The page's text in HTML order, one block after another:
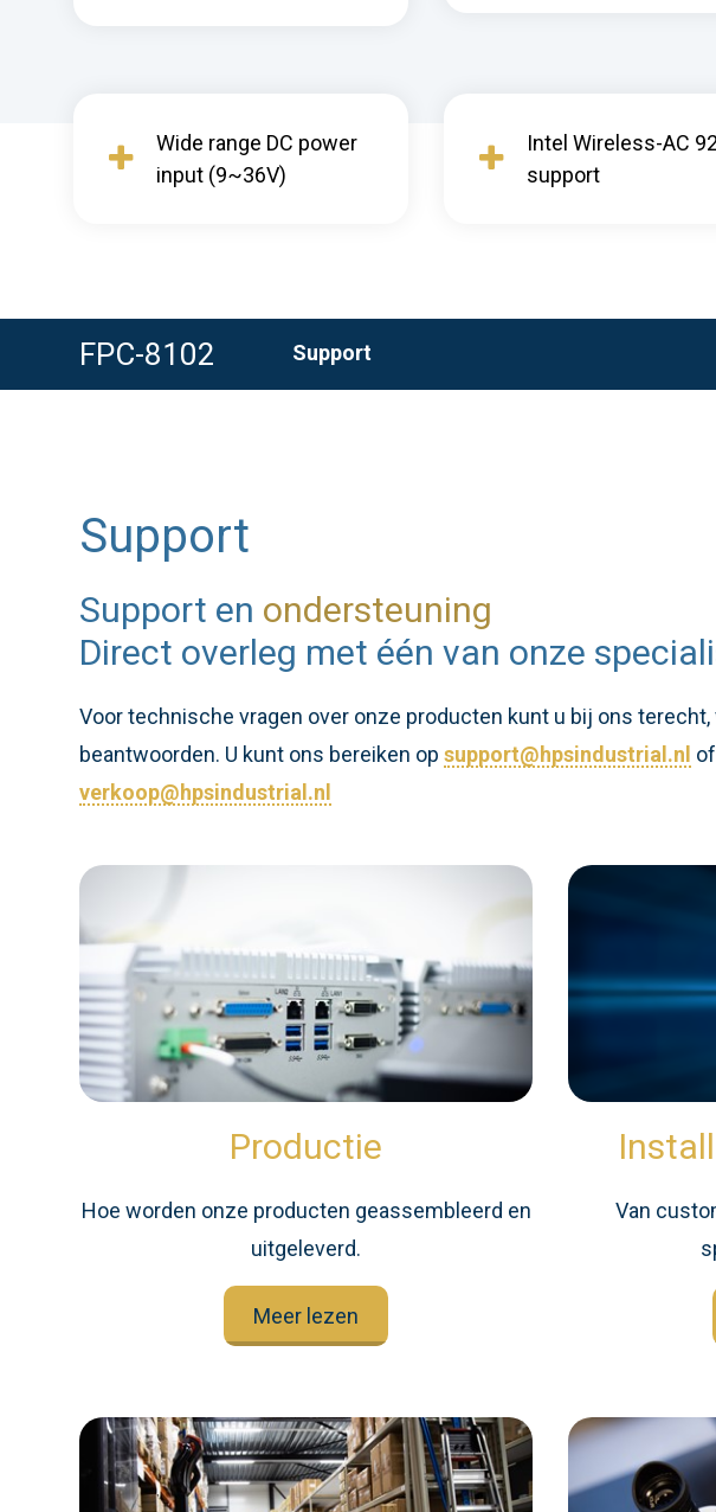
Wide range DC power
input (9~36V)
Intel Wireless-AC
support
FPC-8102 Support
Support
Support en ondersteuning
Direct overleg met één van onze
Voor technische vragen over onze producten kunt u bij ons
beantwoorden. U kunt ons bereiken op support@hpsindustrial.nl
verkoop@hpsindustrial.nl
Productie
Hoe worden onze producten geassembleerd en
uitgeleverd.
Meer lezen
Van